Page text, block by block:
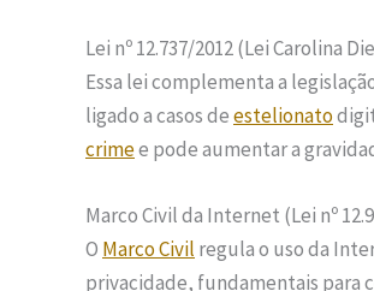
Lei nº 12.737/2012 (Lei Carolina
Essa lei complementa a
ligado a casos deestelionato
crimee pode aumentar a
Marco Civil da Internet (Lei nº
O Marco Civil regula o uso da
privacidade, fundamentais para